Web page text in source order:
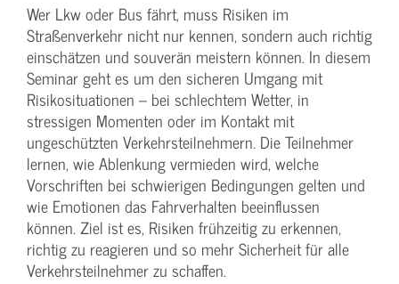
Wer Lkw oder Bus fährt, muss Risiken im
Straßenverkehr nicht nur kennen, sondern auch richtig
einschätzen und souverän meistern können. In diesem
Seminar geht es um den sicheren Umgang mit
Risikosituationen – bei schlechtem Wetter, in
stressigen Momenten oder im Kontakt mit
ungeschützten Verkehrsteilnehmern. Die Teilnehmer
lernen, wie Ablenkung vermieden wird, welche
Vorschriften bei schwierigen Bedingungen gelten und
wie Emotionen das Fahrverhalten beeinflussen
können. Ziel ist es, Risiken frühzeitig zu erkennen,
richtig zu reagieren und so mehr Sicherheit für alle
Verkehrsteilnehmer zu schaffen.